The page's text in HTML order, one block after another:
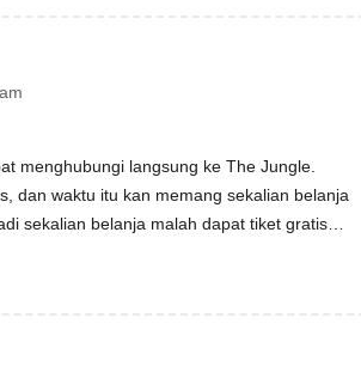
menghubungi langsung ke The Jungle.
dan waktu itu kan memang sekalian belanja
sekalian belanja malah dapat tiket gratis…